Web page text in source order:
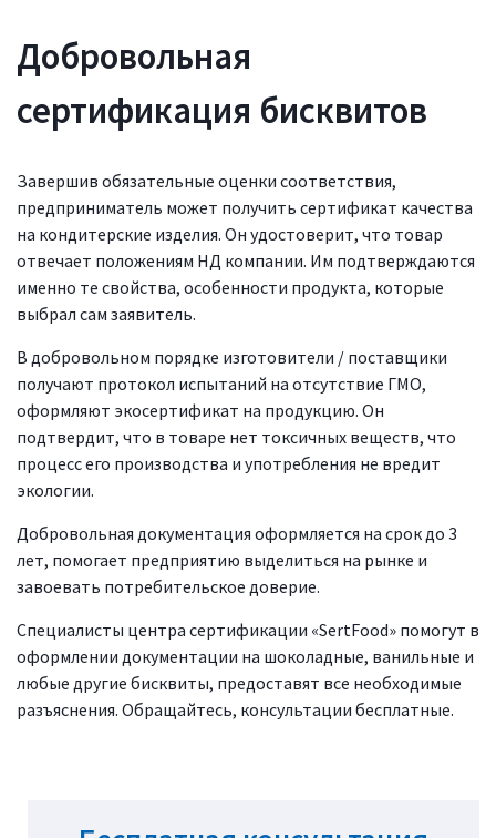
Добровольная
сертификация бисквитов
Завершив обязательные оценки соответствия,
предприниматель может получить сертификат качества
на кондитерские изделия. Он удостоверит, что товар
отвечает положениям НД компании. Им подтверждаются
именно те свойства, особенности продукта, которые
выбрал сам заявитель.
В добровольном порядке изготовители / поставщики
получают протокол испытаний на отсутствие ГМО,
оформляют экосертификат на продукцию. Он
подтвердит, что в товаре нет токсичных веществ, что
процесс его производства и употребления не вредит
экологии.
Добровольная документация оформляется на срок до 3
лет, помогает предприятию выделиться на рынке и
завоевать потребительское доверие.
Специалисты центра сертификации «SertFood» помогут в
оформлении документации на шоколадные, ванильные и
любые другие бисквиты, предоставят все необходимые
разъяснения. Обращайтесь, консультации бесплатные.